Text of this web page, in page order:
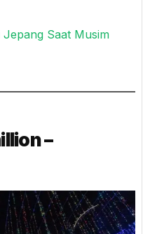
Saat Musim
–